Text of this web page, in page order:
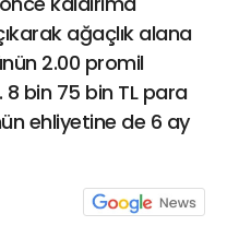
ağaçlık alana
2.00 promil
bin 75 bin TL para
ehliyetine de 6 ay